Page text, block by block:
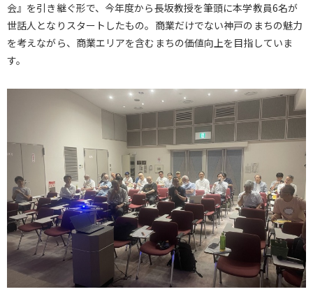
会』を引き継ぐ形で、今年度から長坂教授を筆頭に本学教員6名が
世話人となりスタートしたもの。商業だけでない神戸のまちの魅力
を考えながら、商業エリアを含むまちの価値向上を目指していま
す。